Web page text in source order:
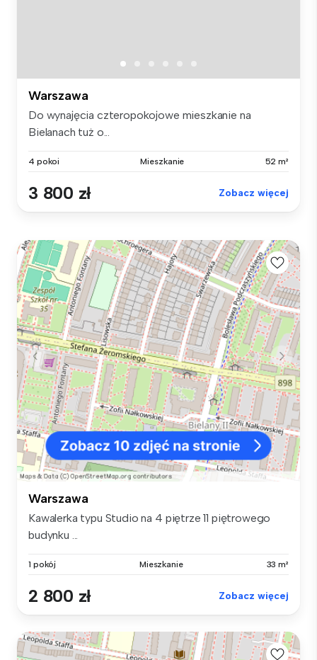
Warszawa
Do wynajęcia czteropokojowe mieszkanie na
Bielanach tuż o...
4 pokoi Mieszkanie 52 m²
3 800 zł Zobacz więcej
Warszawa
Kawalerka typu Studio na 4 piętrze 11 piętrowego
budynku ...
1 pokój Mieszkanie 33 m²
2 800 zł Zobacz więcej